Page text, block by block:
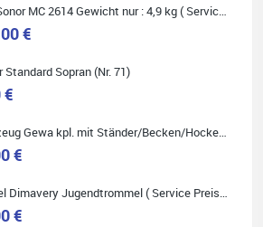
eben geklingelt und top beraten
Pauke Sonor MC 2614 Gewicht nur : 4,9 kg ( Service Preis inkl. Werkstatt Service )
€
Standard Sopran (Nr. 71)
€
Schlagzeug Gewa kpl. mit Ständer/Becken/Hocker DER RENNER ! (Service Preis inkl. Werkstatt Service)
€
Trommel Dimavery Jugendtrommel ( Service Preis inkl. Werkstatt Service )
€